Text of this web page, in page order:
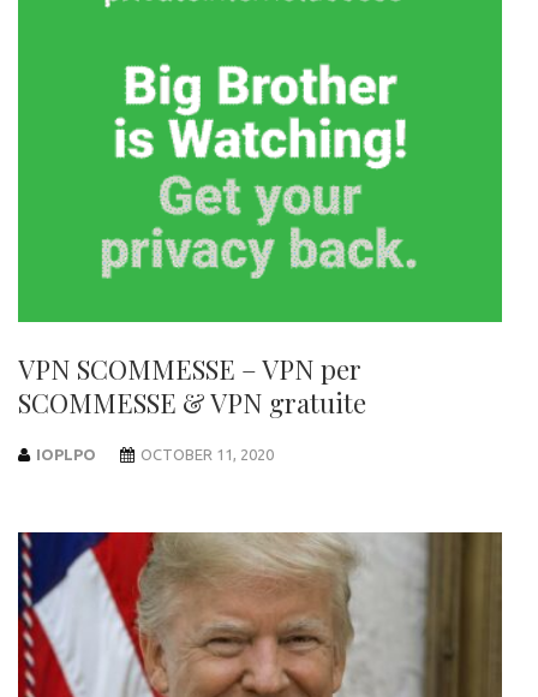
VPN SCOMMESSE – VPN per
SCOMMESSE & VPN gratuite
IOPLPO OCTOBER 11, 2020